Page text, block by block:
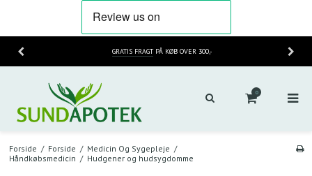
GRATIS FRAGT PÅ KØB OVER 300,-
0
Forside / Forside / Medicin Og Sygepleje /
Håndkøbsmedicin / Hudgener og hudsygdomme